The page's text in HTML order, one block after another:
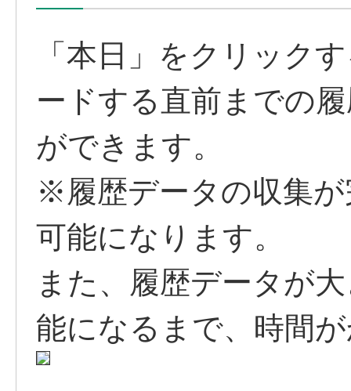
「本日」をクリック
ードする直前までの
ができます。
※履歴データの収集
可能になります。
また、履歴データが
能になるまで、時間